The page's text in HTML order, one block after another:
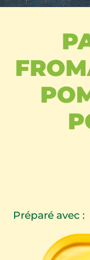
Préparé avec :